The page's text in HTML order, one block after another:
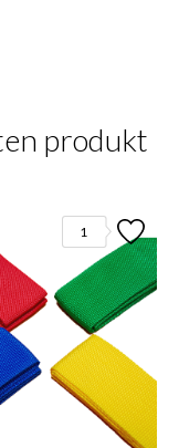
produkt
1